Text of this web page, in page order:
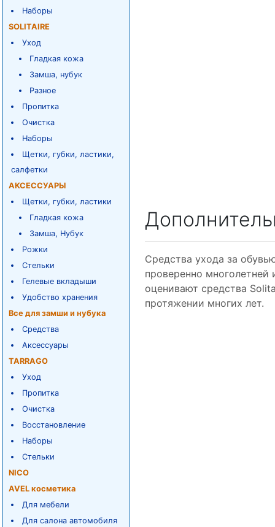
Наборы
SOLITAIRE
Уход
Гладкая кожа
Замша, нубук
Разное
Пропитка
Очистка
Наборы
Щетки, губки, ластики,
салфетки
АКСЕССУАРЫ
Щетки, губки, ластики
Гладкая кожа
Замша, Нубук
Рожки
Стельки
Гелевые вкладыши
Удобство хранения
Все для замши и нубука
Средства
Аксессуары
TARRAGO
Уход
Пропитка
Очистка
Восстановление
Наборы
Стельки
NICO
AVEL косметика
Для мебели
Для салона автомобиля
Средства ухода за
проверенно
оценивают средства
протяжении многих лет.